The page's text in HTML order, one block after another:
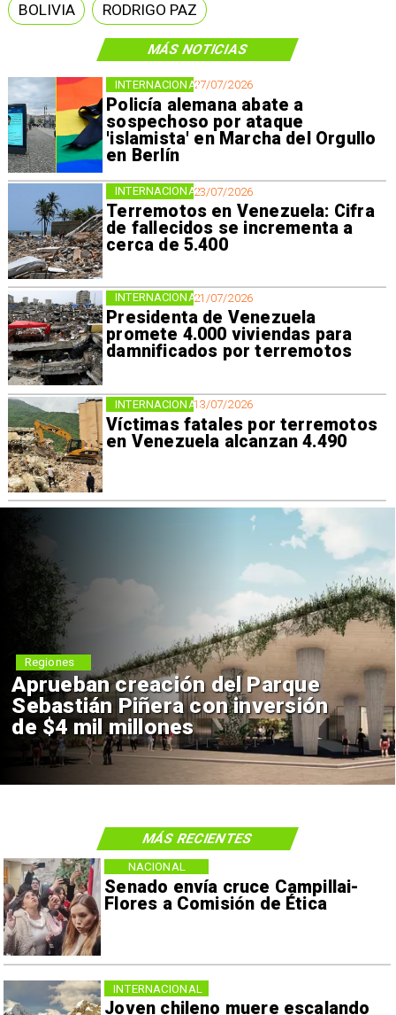
MÁS NOTICIAS
27/07/2026
Policía alemana abate a
sospechoso por ataque
'islamista' en Marcha del Orgullo
en Berlín
INTERNACIONAL
23/07/2026
Terremotos en Venezuela: Cifra
de fallecidos se incrementa a
cerca de 5.400
INTERNACIONAL
21/07/2026
Presidenta de Venezuela
promete 4.000 viviendas para
damnificados por terremotos
INTERNACIONAL
13/07/2026
Víctimas fatales por terremotos
en Venezuela alcanzan 4.490
INTERNACIONAL
BOLIVIA RODRIGO PAZ
Aprueban creación del Parque
Sebastián Piñera con inversión
de $4 mil millones
Regiones
Senado envía cruce Campillai-
Flores a Comisión de Ética
NACIONAL
Joven chileno muere escalando
INTERNACIONAL
MÁS RECIENTES